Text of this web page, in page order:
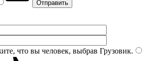
что вы человек, выбрав Грузовик.